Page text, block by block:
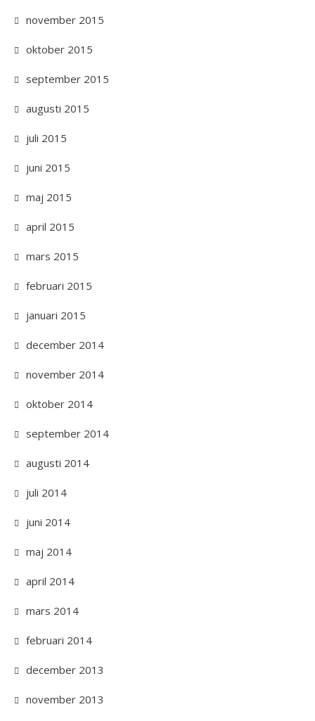
november 2015
oktober 2015
september 2015
augusti 2015
juli 2015
juni 2015
maj 2015
april 2015
mars 2015
februari 2015
januari 2015
december 2014
november 2014
oktober 2014
september 2014
augusti 2014
juli 2014
juni 2014
maj 2014
april 2014
mars 2014
februari 2014
december 2013
november 2013